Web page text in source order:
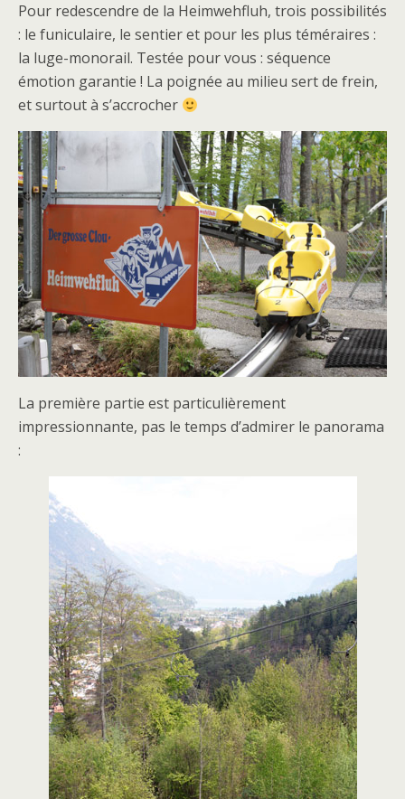
Pour redescendre de la Heimwehfluh, trois possibilités
: le funiculaire, le sentier et pour les plus téméraires :
la luge-monorail. Testée pour vous : séquence
émotion garantie ! La poignée au milieu sert de frein,
et surtout à s’accrocher
La première partie est particulièrement
impressionnante, pas le temps d’admirer le panorama
: